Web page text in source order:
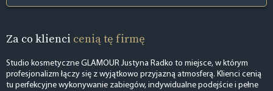
Za co klienci cenią tę firmę
Studio kosmetyczne GLAMOUR Justyna Radko to miejsce, w którym
profesjonalizm łączy się z wyjątkowo przyjazną atmosferą. Klienci cenią
tu perfekcyjne wykonywanie zabiegów, indywidualne podejście i pełne